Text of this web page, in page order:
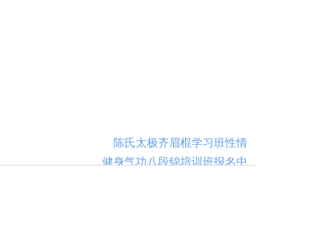
陈氏太极齐眉棍学习班性情
健身气功八段锦培训班报名中